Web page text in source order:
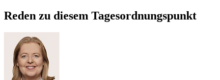
Reden zu diesem Tagesordnungspunkt